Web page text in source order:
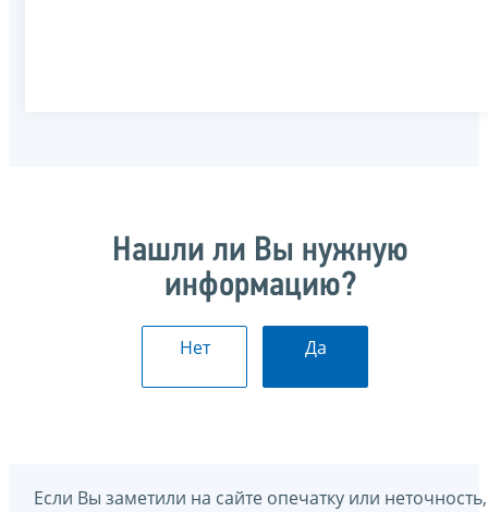
Нашли ли Вы нужную
информацию?
Нет Да
Если Вы заметили на сайте опечатку или неточность,